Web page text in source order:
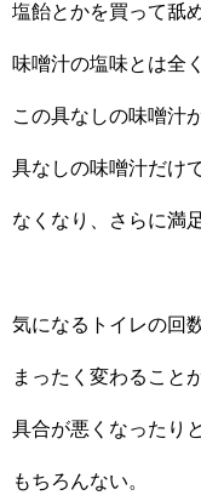
塩飴とかを買って舐
味噌汁の塩味とは全
この具なしの味噌汁
具なしの味噌汁だけ
なくなり、さらに満
気になるトイレの回
まったく変わること
具合が悪くなったり
もちろんない。